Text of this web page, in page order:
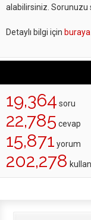
alabilirsiniz. Sorunuzu
Detaylı bilgi için buraya
19,364 soru
22,785 cevap
15,871 yorum
202,278